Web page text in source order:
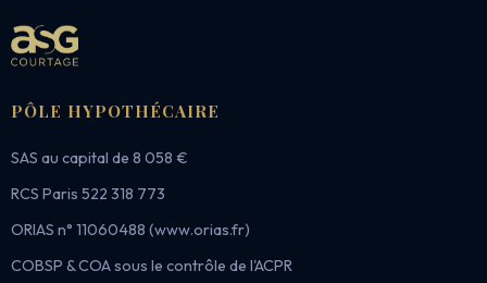
PÔLE HYPOTHÉCAIRE
SAS au capital de 8 058 €
RCS Paris 522 318 773
ORIAS n° 11060488 (www.orias.fr)
COBSP & COA sous le contrôle de l'ACPR